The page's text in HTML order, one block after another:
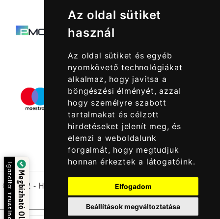
Az oldal sütiket
használ
Az oldal sütiket és egyéb
nyomkövető technológiákat
alkalmaz, hogy javítsa a
böngészési élményét, azzal
hogy személyre szabott
tartalmakat és célzott
hirdetéseket jelenít meg, és
elemzi a weboldalunk
forgalmát, hogy megtudjuk
honnan érkeztek a látogatóink.
Elfogadom
Beállítások megváltoztatása
© 2022 - Halcatraz Kft.
Megbízható Oldal
Igazolta:
Trustindex